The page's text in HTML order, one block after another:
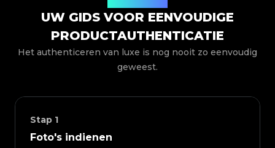
UW GIDS VOOR EENVOUDIGE
PRODUCTAUTHENTICATIE
Het authenticeren van luxe is nog nooit zo eenvoudig
geweest.
Stap 1
Foto's indienen